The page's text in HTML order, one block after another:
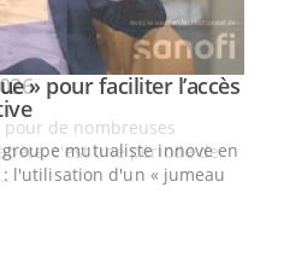
» pour faciliter l’accès
Youtube
mutualiste innove en
l'utilisation d'un « jumeau